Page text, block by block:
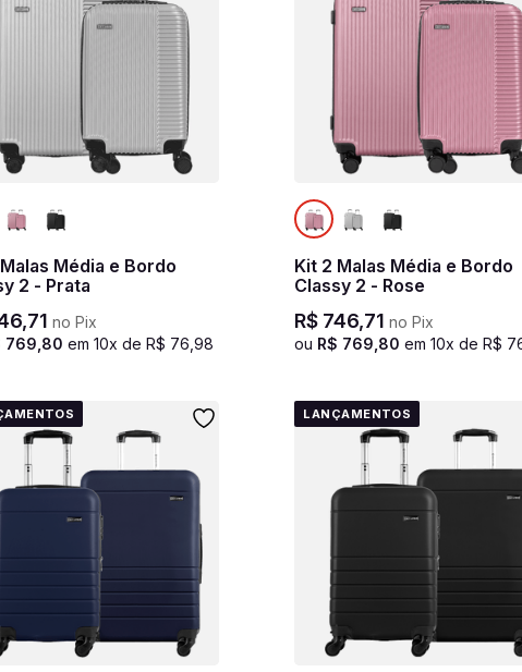
Média e Bordo
2 - Prata
,71 no Pix
769 80 em10x deR$ 76 ,98
Kit 2 Malas Média e Bordo
Classy 2 - Rose
R$ 746,71 no Pix
ou R$ 769 80 em10x deR$
LANÇAMENTOS